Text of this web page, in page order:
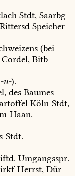
Stdt, Saarbg-
Rittersd Speicher
(bei
, Bitb-
-ū-). —
des Baumes
Köln-Stdt,
Haan. —
Stdt. —
Umgangsspr.
Herrst, Dür-